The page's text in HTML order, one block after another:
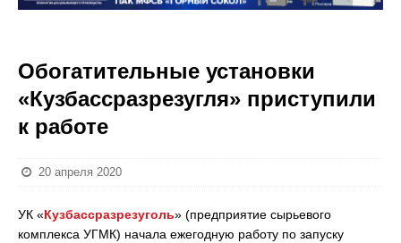
Обогатительные установки
«Кузбассразрезугля» приступили
к работе
20 апреля 2020
УК «Кузбассразрезуголь» (предприятие сырьевого
комплекса УГМК) начала ежегодную работу по запуску